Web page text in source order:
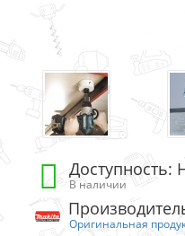
Доступность:
В наличии
Оригинальная